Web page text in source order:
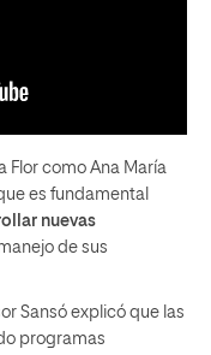
Flor como Ana María
es fundamental
nuevas
de sus
Sansó explicó que las
programas